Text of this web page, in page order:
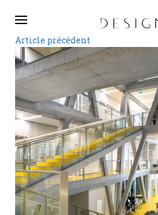
Article précédent